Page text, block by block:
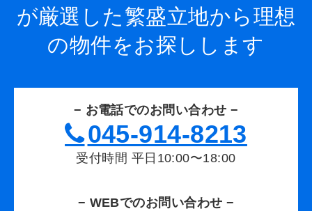
が厳選した繁盛立地から理想
の物件をお探しします
− お電話でのお問い合わせ −
045-914-8213
受付時間 平日10:00〜18:00
− WEBでのお問い合わせ −